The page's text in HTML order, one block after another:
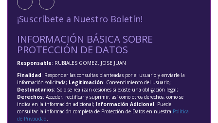
¡Suscríbete a Nuestro Boletín!
INFORMACIÓN BÁSICA SOBRE
PROTECCIÓN DE DATOS
Responsable: RUBIALES GOMEZ, JOSE JUAN
Finalidad: Responder las consultas planteadas por el usuario y enviarle la
información solicitada; Legitimación: Consentimiento del usuario;
Destinatarios: Solo se realizan cesiones si existe una obligación legal;
Derechos: Acceder, rectificar y suprimir, así como otros derechos, como se
indica en la información adicional; Información Adicional: Puede
consultar la información completa de Protección de Datos en nuestra Política
de Privacidad.